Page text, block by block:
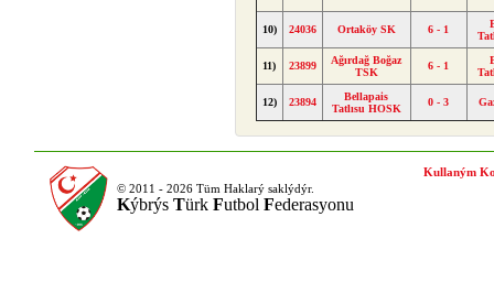
10) 24036 Ortaköy SK 6 - 1
11) 23899
Ağırdağ Boğaz
TSK
6 - 1
12) 23894
Bellapais
Tatlısu HOSK
0 - 3
© 2011 - 2026 Tüm Haklarý saklýdýr.
Kýbrýs Türk Futbol Federasyonu
Kullaným